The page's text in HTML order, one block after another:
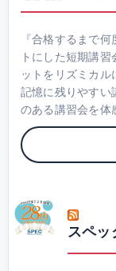
『合格するまで
トにした短期講
ットをリズミカ
記憶に残りやすい
のある講習会を体
スペッ